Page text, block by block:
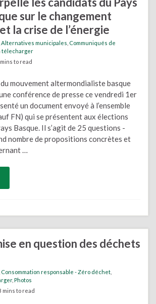
sur le changement
la crise de l’énergie
Alternatives municipales Communiqués de
télecharger
to read
mouvement altermondialiste basque
conférence de presse ce vendredi 1er
un document envoyé à l’ensemble
FN) qui se présentent aux élections
Basque. Il s’agit de 25 questions -
nombre de propositions concrètes et
…
en question des déchets
Consommation responsable - Zéro déchet
, Photos
mins to read